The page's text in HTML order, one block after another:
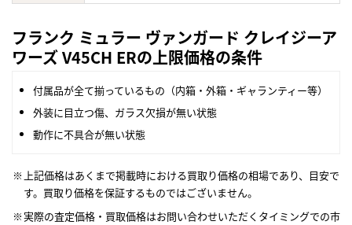
フランク ミュラー ヴァンガード クレイジーア
ワーズ V45CH ERの上限価格の条件
付属品が全て揃っているもの（内箱・外箱・ギャランティー等）
外装に目立つ傷、ガラス欠損が無い状態
動作に不具合が無い状態
上記価格はあくまで掲載時における買取り価格の相場であり、目安で
す。買取り価格を保証するものではございません。
実際の査定価格・買取価格はお問い合わせいただくタイミングでの市